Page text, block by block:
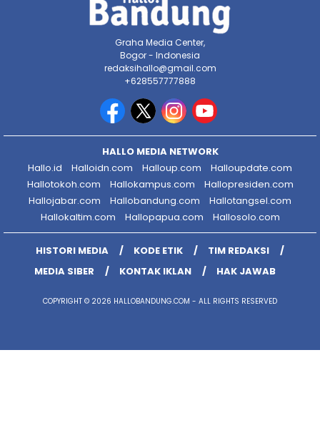
Graha Media Center,
Bogor - Indonesia
redaksihallo@gmail.com
+628557777888
HALLO MEDIA NETWORK
Hallo.id
Halloidn.com Halloup.com
Halloupdate.com
Hallotokoh.com
Hallokampus.com
Hallopresiden.com
Hallojabar.com
Hallobandung.com
Hallotangsel.com
Hallokaltim.com
Hallopapua.com Hallosolo.com
HISTORI MEDIA KODE ETIK
TIM REDAKSI
MEDIA SIBER
KONTAK IKLAN HAK JAWAB
COPYRIGHT © 2026 HALLOBANDUNG.COM - ALL RIGHTS RESERVED